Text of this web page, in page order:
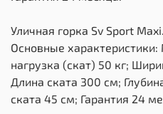
Уличная горка Sv Sport Maxi.
Основные
нагрузка (скат) 50 кг;
Длина ската 300 см;
ската 45 см; Гарантия 24